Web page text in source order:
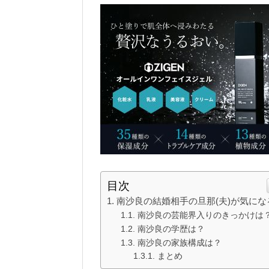
目次
南沙良の結婚相手の旦那(夫)が気にな
南沙良の芸能界入りのきっかけは
南沙良の学歴は？
南沙良の家族構成は？
まとめ